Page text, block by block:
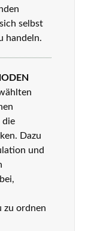
selbst
handeln.
die
Dazu
und
zu ordnen